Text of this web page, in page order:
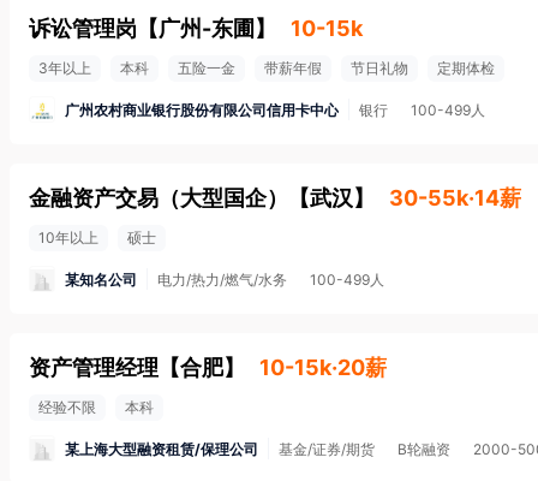
诉讼管理岗 【广州-东圃 】 10-15k
3年以上 本科 五险一金 带薪年假 节日礼物 定期体检
广州农村商业银行股份有限公司信用卡中心 银行 100-499人
金融资产交易（大型国企） 【武汉 】 30-55k·14薪
10年以上 硕士
某知名公司 电力/热力/燃气/水务 100-499人
资产管理经理 【合肥】 10-15k·20薪
经验不限 本科
某上海大型融资租赁/保理公司 基金/证券/期货 B轮融资 2000-